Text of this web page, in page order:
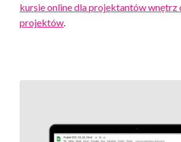
kursie online dla projektantów wnętrz
projektów